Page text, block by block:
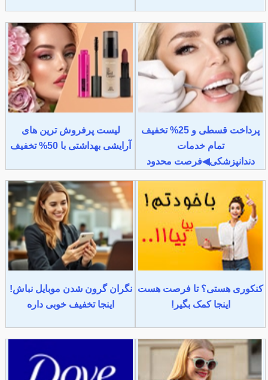
پرداخت قسطی و 25% تخفیف
تمام خدمات
دندانپزشکی◀فرصت محدود
لیست پرفروش ترین های
آرایشی بهداشتی با 50% تخفیف
کنکوری هستی؟ تا فرصت هست
اینجا کمک بگیر!
نگران گرون شدن موبایل نباش!
اینجا تخفیف خوبی داره